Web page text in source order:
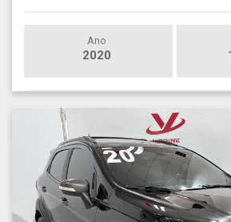
Ano
2020